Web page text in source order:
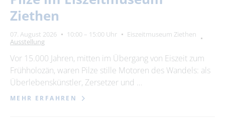
Ziethen
07. August 2026 10:00 – 15:00 Uhr
Eiszeitmuseum Ziethen
Ausstellung
Vor 15.000 Jahren, mitten im Übergang von Eiszeit zum
Frühholozän, waren Pilze stille Motoren des Wandels: als
Überlebenskünstler, Zersetzer und …
MEHR ERFAHREN